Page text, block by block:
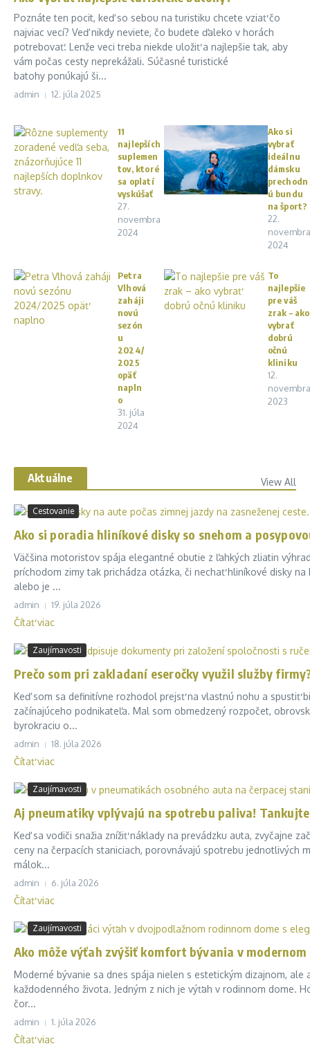
Poznáte ten pocit, keď so sebou na turistiku chcete vziať čo
najviac vecí? Veď nikdy neviete, čo budete ďaleko v horách
potrebovať. Lenže veci treba niekde uložiť a najlepšie tak, aby
vám počas cesty neprekážali. Súčasné turistické
batohy ponúkajú ši...
admin 12. júla 2025
11
najlepších
suplemen
tov, ktoré
sa oplatí
vyskúšať
27.
novembra
2024
Ako si
vybrať
ideálnu
dámsku
prechodn
ú bundu
na šport?
22.
novembra
2024
Petra
Vlhová
zaháji
novú
sezón
u
2024/
2025
opäť
napln
o
31. júla
2024
To
najlepšie
pre váš
zrak – ako
vybrať
dobrú
očnú
kliniku
12.
novembra
2023
Aktuálne View All
Cestovanie
Ako si poradia hliníkové disky so snehom a
Väčšina motoristov spája elegantné obutie z ľahkých zliatin
príchodom zimy tak prichádza otázka, či nechať hliníkové disky
alebo je ...
admin 19. júla 2026
Čítať viac
Zaujímavosti
Prečo som pri zakladaní eseročky využil služby
Keď som sa definitívne rozhodol prejsť na vlastnú nohu a spustiť
začínajúceho podnikateľa. Mal som obmedzený rozpočet,
byrokraciu o...
admin 18. júla 2026
Čítať viac
Zaujímavosti
Aj pneumatiky vplývajú na spotrebu paliva!
Keď sa vodiči snažia znížiť náklady na prevádzku auta, zvyčajne
ceny na čerpacích staniciach, porovnávajú spotrebu jednotlivých
málok...
admin 6. júla 2026
Čítať viac
Zaujímavosti
Ako môže výťah zvýšiť komfort bývania v
Moderné bývanie sa dnes spája nielen s estetickým dizajnom,
každodenného života. Jedným z nich je výťah v rodinnom dome.
čor...
admin 1. júla 2026
Čítať viac